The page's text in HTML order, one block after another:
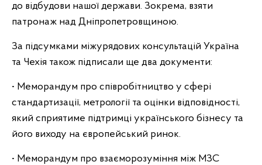
до відбудови нашої держави. Зокрема, взяти
патронаж над Дніпропетровщиною.
За підсумками міжурядових консультацій Україна
та Чехія також підписали ще два документи:
• Меморандум про співробітництво у сфері
стандартизації, метрології та оцінки відповідності,
який сприятиме підтримці українського бізнесу та
його виходу на європейський ринок.
• Меморандум про взаєморозуміння між МЗС